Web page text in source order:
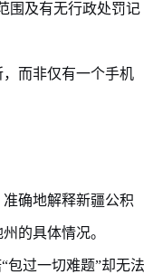
围及有无行政处罚记
而非仅有一个手机
确地解释新疆公积
的具体情况。
包过一切难题”却无法